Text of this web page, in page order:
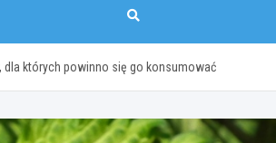
których powinno się go konsumować